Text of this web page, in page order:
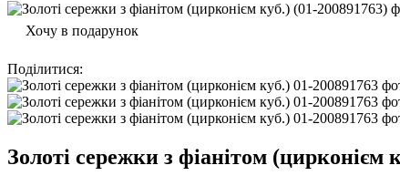
Хочу в подарунок
Поділитися:
Золоті сережки з фіанітом (цирконієм